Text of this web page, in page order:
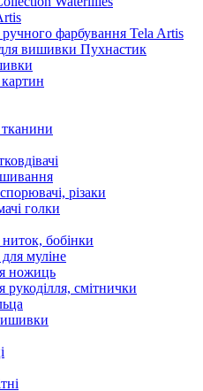
фарбування Tela Artis
вишивки Пухнастик
різаки
голки
бобінки
муліне
ножиць
смітнички